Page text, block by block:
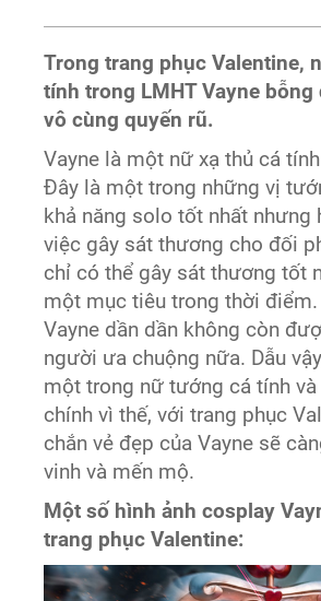
Trong trang phục Valentine,
tính trong LMHT Vayne
vô cùng quyến rũ.
Vayne là một nữ xạ thủ cá
Đây là một trong những vị
khả năng solo tốt nhất nhưng
việc gây sát thương cho đối
chỉ có thể gây sát thương tốt
một mục tiêu trong thời điểm.
Vayne dần dần không còn
người ưa chuộng nữa. Dẫu
một trong nữ tướng cá tính và
chính vì thế, với trang phục
chắn vẻ đẹp của Vayne sẽ
vinh và mến mộ.
Một số hình ảnh cosplay
trang phục Valentine: